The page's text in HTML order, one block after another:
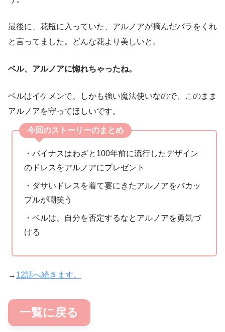
最後に、花瓶に入っていた、アルノアが摘んだバラをくれ
と言ってました。どんな花より美しいと。
ベル、アルノアに惚れちゃったね。
ベルはイケメンで、しかも強い魔法使いなので、このまま
アルノアを守ってほしいです。
今回のストーリーのまとめ
・バイナスはわざと100年前に流行したデザイン
のドレスをアルノアにプレゼント
・ダサいドレスを着て宴にきたアルノアをバカッ
プルが嘲笑う
・ベルは、自分を否定するなとアルノアを勇気づ
ける
→ 12話へ続きます。
一覧に戻る